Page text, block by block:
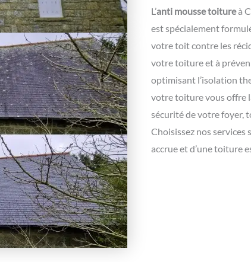
L’anti mousse toitureà
est spécialement
votre toit contre les
votre toiture et à
optimisant l’isolation
votre toiture vous offre
sécurité de votre foyer,
Choisissez nos services
accrue et d’une toiture